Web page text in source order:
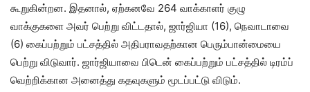
கூறுகின்றன. இதனால், ஏற்கனவே 264 வாக்காளர் குழு
வாக்குகளை அவர் பெற்று விட்டதால், ஜார்ஜியா (16), நெவாடாவை
(6) கைப்பற்றும் பட்சத்தில் அதிபராவதற்கான பெரும்பான்மையை
பெற்று விடுவார். ஜார்ஜியாவை பிடென் கைப்பற்றும் பட்சத்தில் டிரம்ப்
வெற்றிக்கான அனைத்து கதவுகளும் மூடப்பட்டு விடும்.